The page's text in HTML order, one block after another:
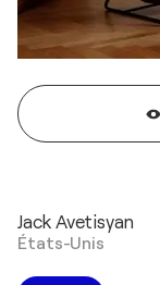
Jack Avetisyan
États-Unis